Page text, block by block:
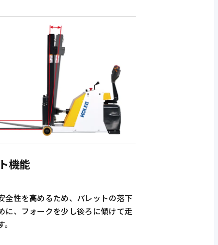
機能
全性を高めるため、パレットの落下
に、フォークを少し後ろに傾けて走